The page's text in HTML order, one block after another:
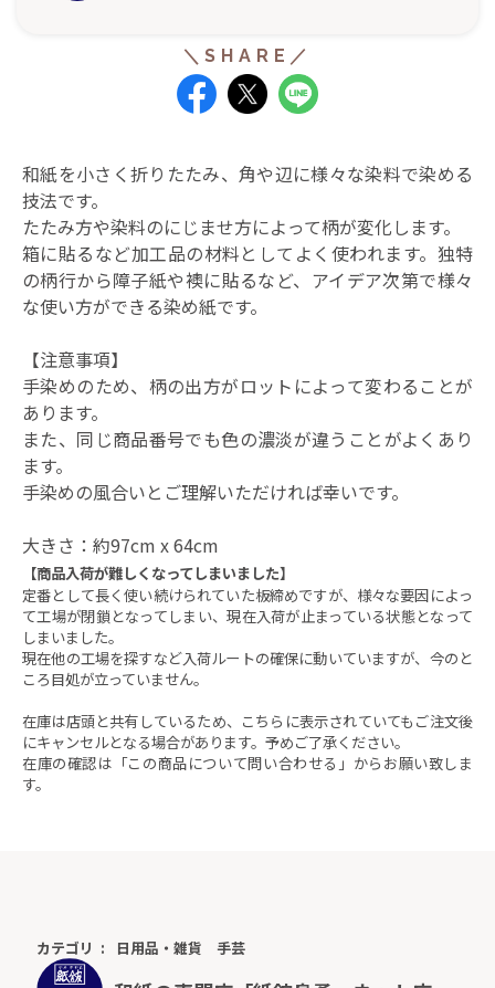
和紙を小さく折りたたみ、角や辺に様々な染料で染める
技法です。
たたみ方や染料のにじませ方によって柄が変化します。
箱に貼るなど加工品の材料としてよく使われます。独特
の柄行から障子紙や襖に貼るなど、アイデア次第で様々
な使い方ができる染め紙です。
【注意事項】
手染めのため、柄の出方がロットによって変わることが
あります。
また、同じ商品番号でも色の濃淡が違うことがよくあり
ます。
手染めの風合いとご理解いただければ幸いです。
大きさ：約97cm x 64cm
【商品入荷が難しくなってしまいました】
定番として長く使い続けられていた板締めですが、様々な要因によっ
て工場が閉鎖となってしまい、現在入荷が止まっている状態となって
しまいました。
現在他の工場を探すなど入荷ルートの確保に動いていますが、今のと
ころ目処が立っていません。
在庫は店頭と共有しているため、こちらに表示されていてもご注文後
にキャンセルとなる場合があります。予めご了承ください。
在庫の確認は「この商品について問い合わせる」からお願い致しま
す。
カテゴリ 日用品・雑貨 手芸